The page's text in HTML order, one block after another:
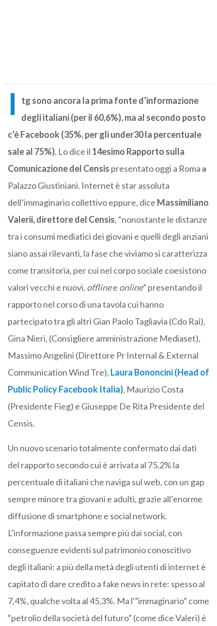
I
tg sono ancora la prima fonte d’informazione
degli italiani (per il 60,6%), ma al secondo posto
c’è Facebook (35%, per gli under30 la percentuale
sale al 75%). Lo dice il 14esimo Rapporto sulla
Comunicazione del Censis presentato oggi a Romaa
Palazzo Giustiniani. Internet è star assoluta
dell’immaginario collettivo eppure, dice Massimiliano
Valerii, direttore del Censis, “nonostante le distanze
tra i consumi mediatici dei giovani e quelli degli anziani
siano assai rilevanti, la fase che viviamo si caratterizza
come transitoria, per cui nel corpo sociale coesistono
valori vecchi e nuovi, offlinee online” presentando il
rapporto nel corso di una tavola cui hanno
partecipato tra gli altri Gian Paolo Tagliavia (Cdo Rai),
Gina Nieri, (Consigliere amministrazione Mediaset),
Massimo Angelini (Direttore Pr Internal & External
Communication Wind Tre), Laura Bononcini (Head of
Public Policy Facebook Italia), Maurizio Costa
(Presidente Fieg) e Giuseppe De Rita Presidente del
Censis.
Un nuovo scenario totalmente confermato dai dati
del rapporto secondo cui è arrivata al 75,2% la
percentuale di italiani che naviga sul web, con un gap
sempre minore tra giovani e adulti, grazie all’enorme
diffusione di smartphone e social network.
L’informazione passa sempre più dai social, con
conseguenze evidenti sul patrimonio conoscitivo
degli italiani: a più della metà degli utenti di internet è
capitato di dare credito a fake news in rete: spesso al
7,4%, qualche volta al 45,3%. Ma l'”immaginario” come
“petrolio della società del futuro” (come dice Valeri) è